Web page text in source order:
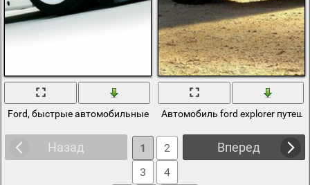
Ford, быстрые автомобильные гонкиАвтомобиль ford explorer
Назад Вперед
1
2
3
4